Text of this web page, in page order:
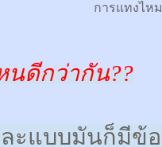
การแทงไหม
นดีกว่ากัน??
ะแบบมันก็มีข้